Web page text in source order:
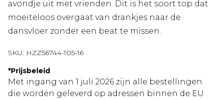
avondje uit met vrienden. Dit is het soort top dat
moeiteloos overgaat van drankjes naar de
dansvloer zonder een beat te missen.
SKU: HZZ56744-105-16
*Prijsbeleid
Met ingang van 1 juli 2026 zijn alle bestellingen
die worden geleverd op adressen binnen de EU